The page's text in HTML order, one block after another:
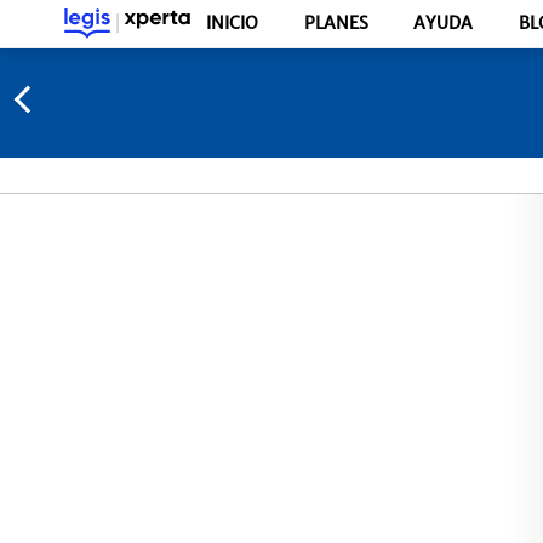
INICIO PLANES AYUDA